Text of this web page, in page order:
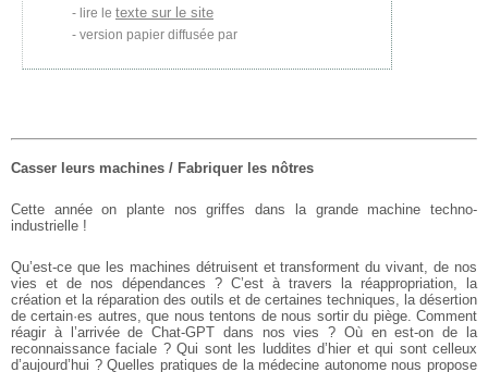
lire le texte sur le site
version papier diffusée par
Casser leurs machines / Fabriquer les nôtres
Cette année on plante nos griffes dans la grande machine techno-
industrielle !
Qu’est-ce que les machines détruisent et transforment du vivant, de nos
vies et de nos dépendances ? C’est à travers la réappropriation, la
création et la réparation des outils et de certaines techniques, ladésertion
de certain·es autres, que nous tentons de nous sortir du piège. Comment
réagir à l’arrivée de Chat-GPT dans nos vies ? Où enest-on de la
reconnaissance faciale ? Qui sont les luddites d’hier etqui sont celleux
d’aujourd’hui ? Quelles pratiques de la médecine autonome nous propose